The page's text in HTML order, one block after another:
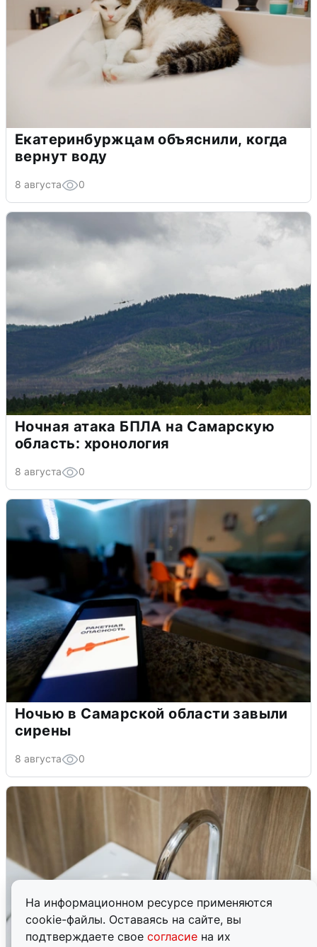
На информационном ресурсе применяются
cookie-файлы. Оставаясь на сайте, вы
подтверждаете свое согласие на их
Екатеринбуржцам объяснили, когда
вернут воду
8 августа 0
Ночная атака БПЛА на Самарскую
область: хронология
8 августа 0
Ночью в Самарской области завыли
сирены
8 августа 0